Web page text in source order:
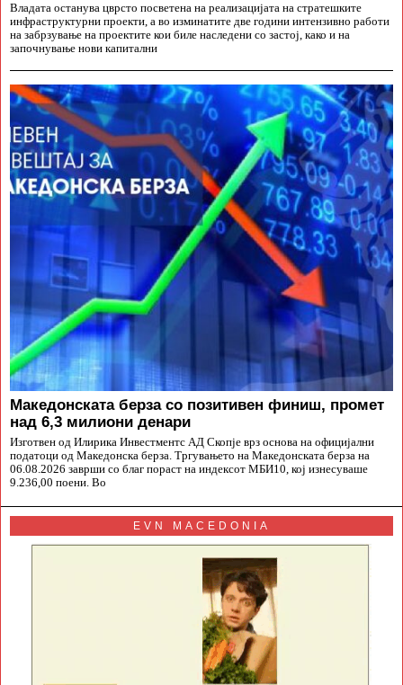
Владата останува цврсто посветена на реализацијата на стратешките
инфраструктурни проекти, а во изминатите две години интензивно работи
на забрзување на проектите кои биле наследени со застој, како и на
започнување нови капитални
Македонската берза со позитивен финиш, промет
над 6,3 милиони денари
Изготвен од Илирика Инвестментс АД Скопје врз основа на официјални
податоци од Македонска берза. Тргувањето на Македонската берза на
06.08.2026 заврши со благ пораст на индексот МБИ10, кој изнесуваше
9.236,00 поени. Во
EVN MACEDONIA